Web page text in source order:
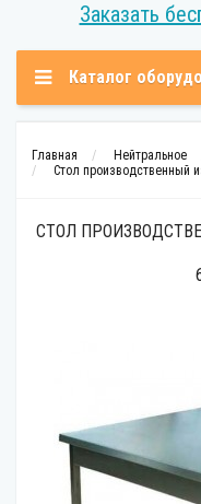
Заказать
Каталог
Главная Нейтральное
Стол производственный
СТОЛ